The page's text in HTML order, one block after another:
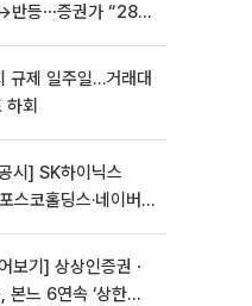
반등⋯증권가 “28년
규제 일주일…거래대
회
시] SK하이닉스
스코홀딩스·네이버·
보기] 상상인증권ㆍ
본느 6연속 ‘상한